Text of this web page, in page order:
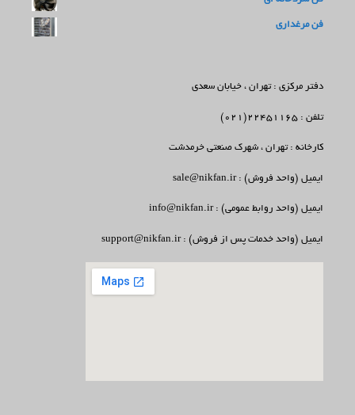
فن مرغداری
دفتر مرکزی : تهران ، خیابان سعدی
تلفن : 22451165(021)
کارخانه : تهران ، شهرک صنعتی خرمدشت
ایمیل (واحد فروش) : sale@nikfan.ir
ایمیل (واحد روابط عمومی) : info@nikfan.ir
ایمیل (واحد خدمات پس از فروش) : support@nikfan.ir